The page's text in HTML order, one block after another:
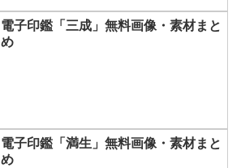
電子印鑑「三成」無料画像・素材まと
め
電子印鑑「満生」無料画像・素材まと
め